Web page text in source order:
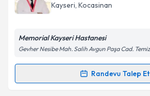
Kayseri, Kocasinan
Memorial Kayseri Hastanesi
Gevher Nesibe Mah. Salih Avgun Paşa Cad.
Randevu Talep Et
Randevu Takvimi Talebi